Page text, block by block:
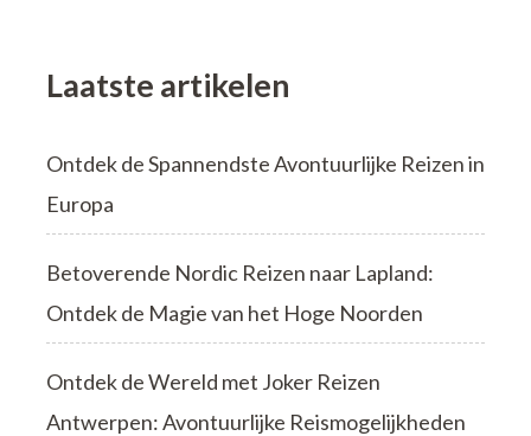
Laatste artikelen
Ontdek de Spannendste Avontuurlijke Reizen in
Europa
Betoverende Nordic Reizen naar Lapland:
Ontdek de Magie van het Hoge Noorden
Ontdek de Wereld met Joker Reizen
Antwerpen: Avontuurlijke Reismogelijkheden